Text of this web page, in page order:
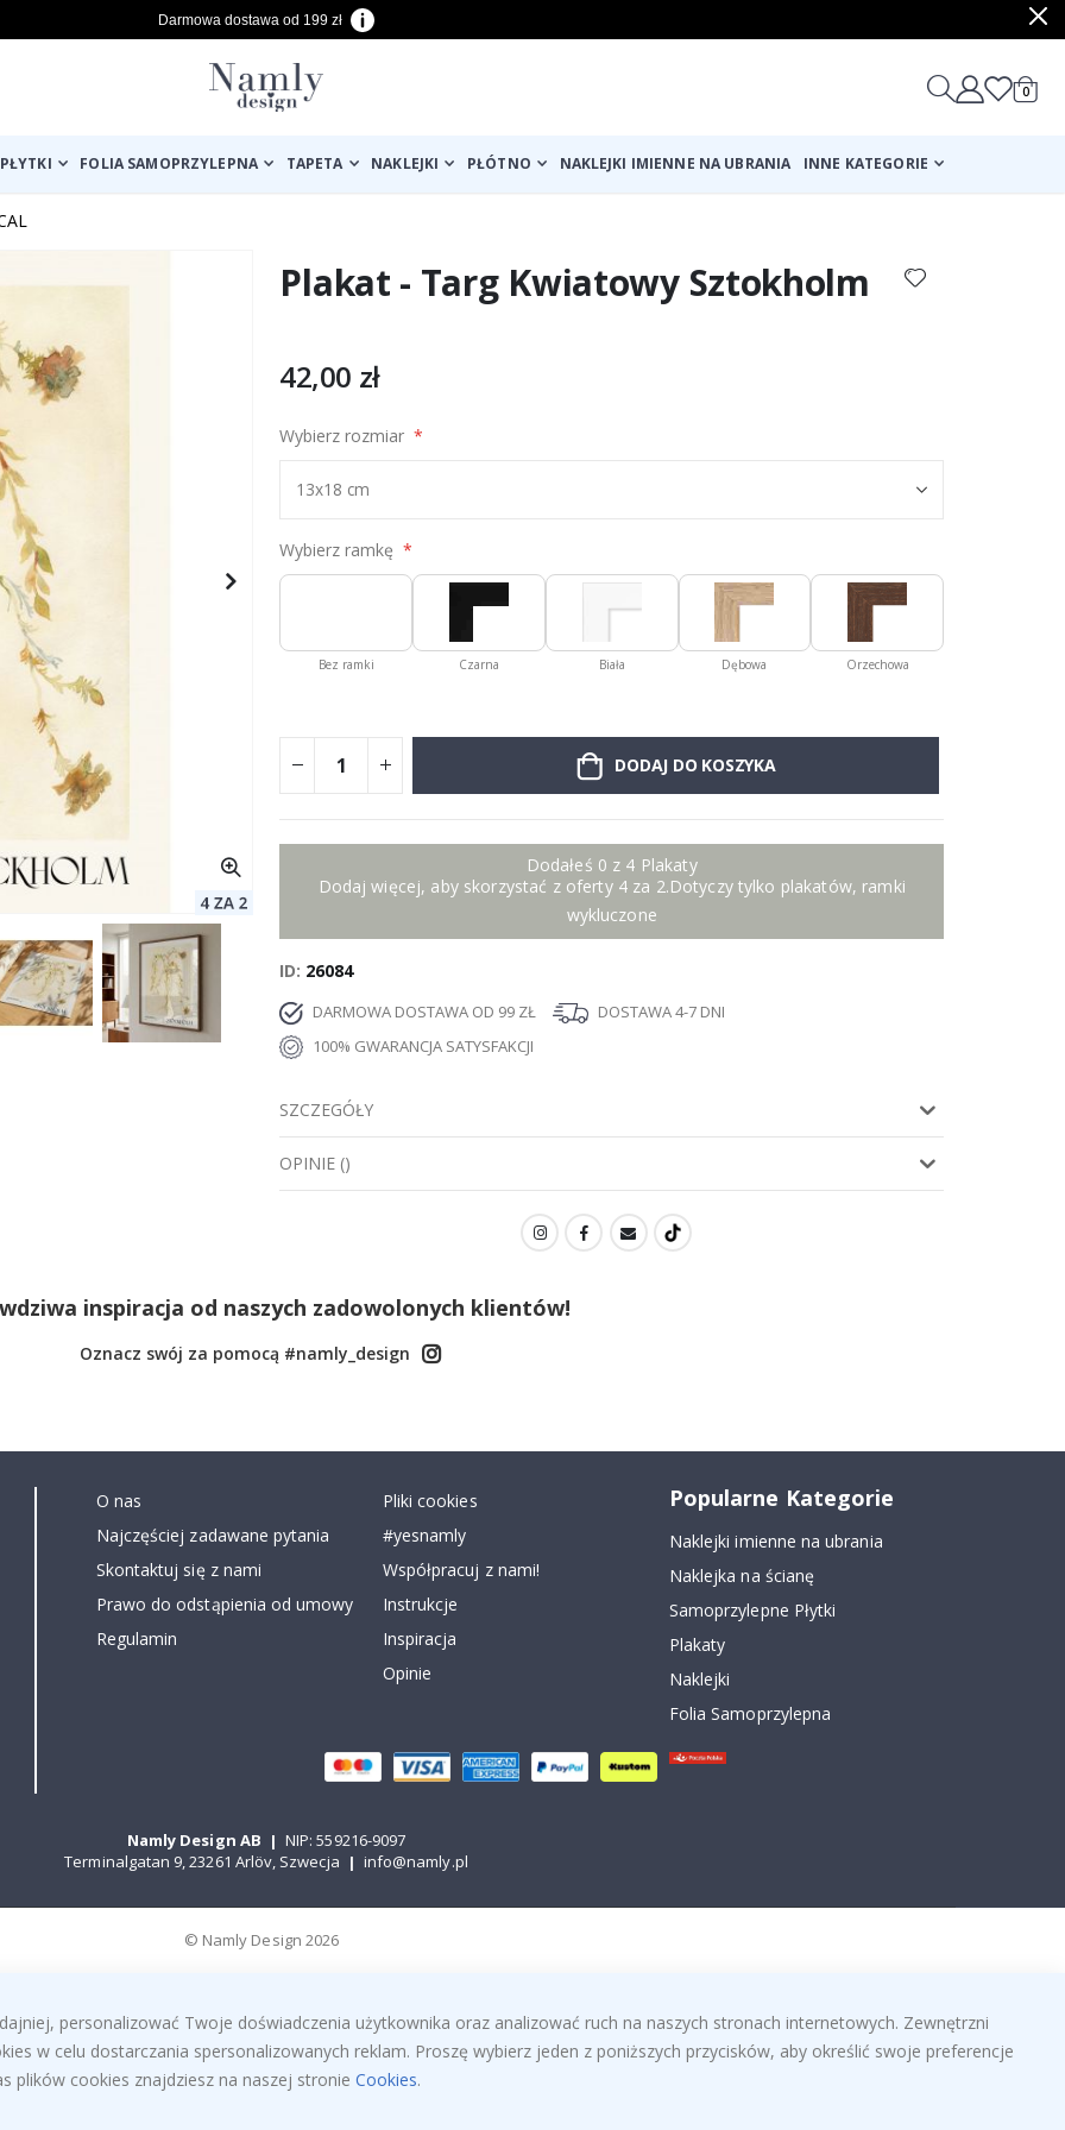
Darmowa dostawa od 199 zł
Cart
0
FOLIA SAMOPRZYLEPNA TAPETA NAKLEJKI PŁÓTNO NAKLEJKI IMIENNE NA UBRANIA INNE KATEGORIE
Plakat - Targ Kwiatowy Sztokholm
42,00 zł
Wybierz rozmiar
Wybierz ramkę
Bez ramki Czarna Biała Dębowa Orzechowa
DODAJ DO KOSZYKA
Dodałeś 0 z 4 Plakaty
Dodaj więcej, aby skorzystać z oferty 4 za 2.Dotyczy tylko plakatów, ramki
wykluczone
ID 26084
DARMOWA DOSTAWA OD 99 ZŁ
DOSTAWA 4-7 DNI
100% GWARANCJA SATYSFAKCJI
SZCZEGÓŁY
OPINIE ()
inspiracja od naszych zadowolonych klientów!
Oznacz swój za pomocą #namly_design
O nas
Najczęściej zadawane pytania
Skontaktuj się z nami
Prawo do odstąpienia od umowy
Regulamin
Pliki cookies
#yesnamly
Współpracuj z nami!
Instrukcje
Inspiracja
Opinie
Popularne Kategorie
Naklejki imienne na ubrania
Naklejka na ścianę
Samoprzylepne Płytki
Plakaty
Naklejki
Folia Samoprzylepna
Namly Design AB | NIP: 559216-9097
Terminalgatan 9, 23261 Arlöv, Szwecja | info@namly.pl
© Namly Design 2026
personalizować Twoje doświadczenia użytkownika oraz analizować ruch na naszych stronach internetowych. Zewnętrzni
w celu dostarczania spersonalizowanych reklam. Proszę wybierz jeden z poniższych przycisków, aby określić swoje preferencje
plików cookies znajdziesz na naszej stronie Cookies.